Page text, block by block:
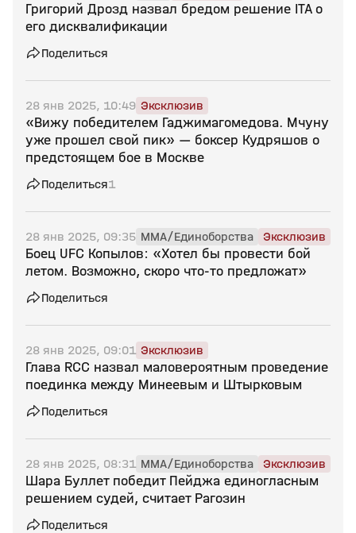
Григорий Дрозд назвал бредом решение ITA о
его дисквалификации
Поделиться
28 янв 2025, 10:49 Эксклюзив
«Вижу победителем Гаджимагомедова. Мчуну
уже прошел свой пик» — боксер Кудряшов о
предстоящем бое в Москве
Поделиться1
28 янв 2025, 09:35 MMA/Единоборства Эксклюзив
Боец UFC Копылов: «Хотел бы провести бой
летом. Возможно, скоро что‑то предложат»
Поделиться
28 янв 2025, 09:01 Эксклюзив
Глава RCC назвал маловероятным проведение
поединка между Минеевым и Штырковым
Поделиться
28 янв 2025, 08:31 MMA/Единоборства Эксклюзив
Шара Буллет победит Пейджа единогласным
решением судей, считает Рагозин
Поделиться